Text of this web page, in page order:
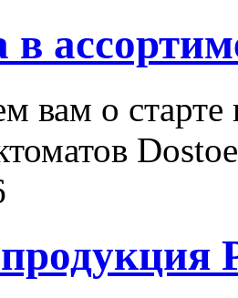
вам о старте